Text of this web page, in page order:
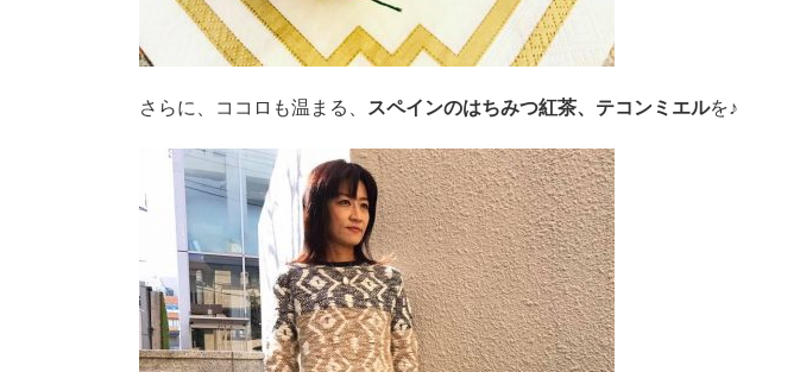
さらに、ココロも温まる、 スペインのはちみつ紅茶、テコンミエルを♪